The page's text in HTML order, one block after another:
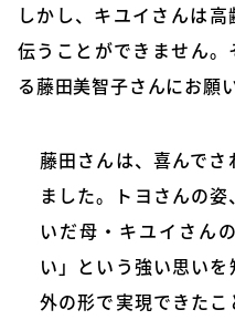
しかし、キユイさんは
伝うことができません
る藤田美智子さんにお願
藤田さんは、喜んで
ました。トヨさんの
いだ母・キユイさん
い」という強い思い
外の形で実現できた